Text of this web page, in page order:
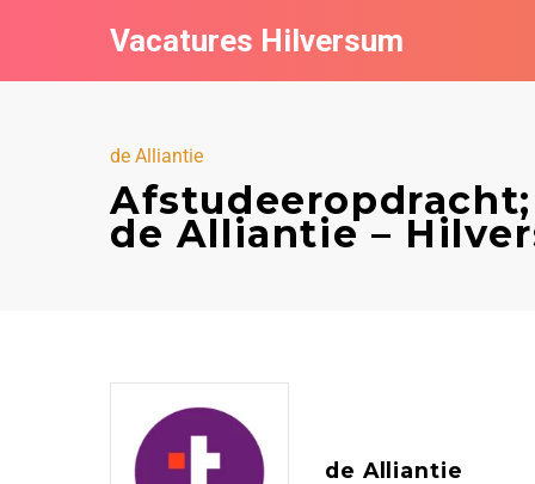
Vacatures Hilversum
de Alliantie
de Alliantie –
de Alliantie